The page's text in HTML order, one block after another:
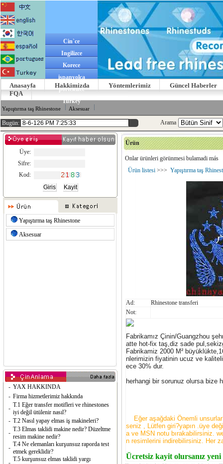
Cin`ce
Ingilizce
Korece
ispanyolca
portekizce
Turkey
Anasayfa Hakkimizda Yöntemlerimiz
Güncel Haberler
FQA
Yapıştırma taş Rhinestone Aksesuar
Bugün: Arama
Üye:
Sifre:
Kod:
Yapıştırma taş Rhinestone
Aksesuar
- YAX HAKKINDA
- Firma hizmetlerimiz hakkında
- T.1 Eğer transfer motifleri ve rhinestones
iyi değil ütülenir nasıl?
- T.2 Nasıl yapay elmas iş makineleri?
- T.3 Elmas taklidi makine nedir? Düzeltme
resim makine nedir?
- T.4 Ne elemanları kurşunsuz raporda test
etmek gereklidir?
- T.5 kurşunsuz elmas taklidi yargı
Ürün
Onlar ürünleri görünmesi bulamadi más
Ürün listesi>>> Yapıştırma taş
Ad:
Rhinestone transferi
Not:
Fabrikamız Çinin/Guangzhou
atte hot-fix taş,diz sade
Fabrikamiz 2000 M²
nlerimizin fiyatinin ucuz ve
ece 30% dur.
herhangi bir sorunuz olursa bize
Eğer aşağdaki Önemli
seniz , Lütfen giri?yapın .üye
a ve MSN notu bırakabilirsiniz.
n resimlerini indirebilirsiniz. Her
Ücretsiz kayit olursanız